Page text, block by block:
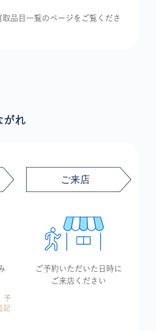
品目一覧のページをご覧くださ
がれ
予
記
ご予約いただいた 日時に
ご来店ください